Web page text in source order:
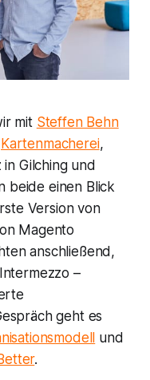
mit Steffen Behn
Kartenmacherei,
Gilching und
beide einen Blick
Version von
Magento
anschließend,
–
geht es
und
.